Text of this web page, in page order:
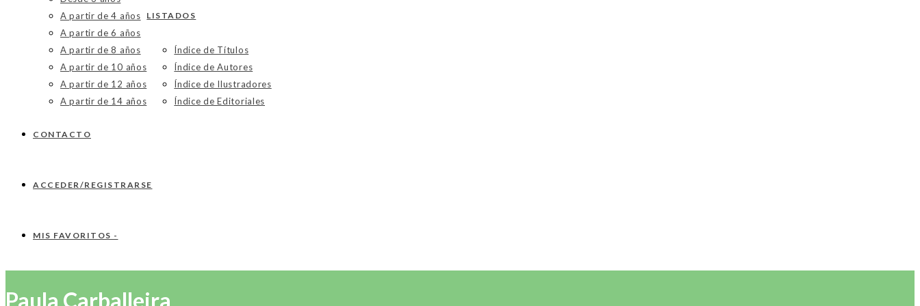
A partir de 4 años
A partir de 6 años
A partir de 8 años
A partir de 10 años
A partir de 12 años
A partir de 14 años
LISTADOS
Índice de Títulos
Índice de Autores
Índice de Ilustradores
Índice de Editoriales
CONTACTO
ACCEDER/REGISTRARSE
MIS FAVORITOS -
Paula Carballeira